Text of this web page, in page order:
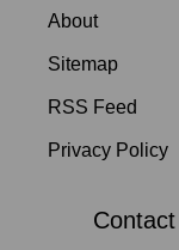
About
Sitemap
RSS Feed
Privacy Policy